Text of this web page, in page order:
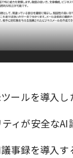
ツールを導入
ティが安全な
議事録を導入